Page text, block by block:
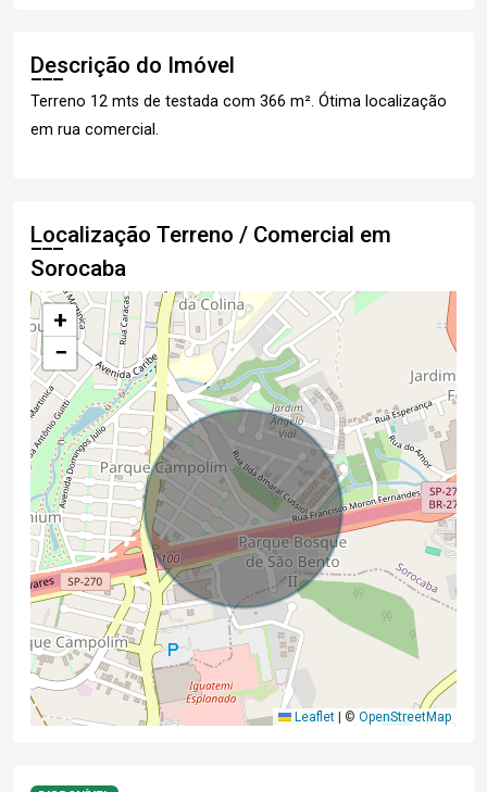
Descrição do Imóvel
Terreno 12 mts de testada com 366 m². Ótima localização
em rua comercial.
Localização Terreno / Comercial em
Sorocaba
+
−
Leaflet © OpenStreetMap